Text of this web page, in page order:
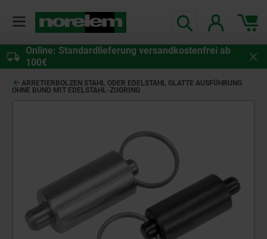
Online: Standardlieferung versandkostenfrei ab
100€
ARRETIERBOLZEN STAHL ODER EDELSTAHL GLATTE AUSFÜHRUNG
OHNE BUND MIT EDELSTAHL-ZUGRING